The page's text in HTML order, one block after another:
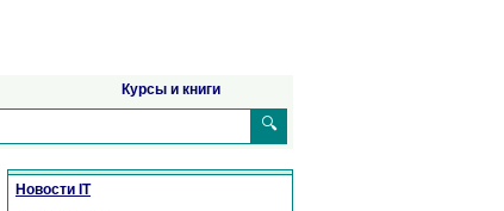
Курсы и книги
🔍
Новости IT